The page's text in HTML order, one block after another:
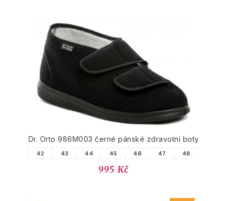
Dr. Orto 986M003 černé pánské zdravotní boty
42 43 44 45 46 47 48
995 Kč